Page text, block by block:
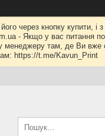
через кнопку купити,
- Якщо у вас питання
там, де Ви
https://t.me/Kavun_Print